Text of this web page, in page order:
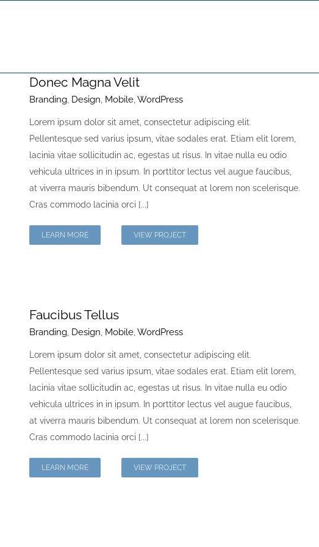
Donec Magna Velit
Branding, Design, Mobile,WordPress
Lorem ipsum dolor sit amet, consectetur adipiscing elit.
Pellentesque sed varius ipsum, vitae sodales erat. Etiam elit lorem,
lacinia vitae sollicitudin ac, egestas ut risus. In vitae nulla eu odio
vehicula ultrices in in ipsum. In porttitor lectus vel augue faucibus,
at viverra mauris bibendum. Ut consequat at lorem non scelerisque.
Cras commodo lacinia orci [...]
LEARN MORE VIEW PROJECT
Faucibus Tellus
Branding, Design, Mobile,WordPress
Lorem ipsum dolor sit amet, consectetur adipiscing elit.
Pellentesque sed varius ipsum, vitae sodales erat. Etiam elit lorem,
lacinia vitae sollicitudin ac, egestas ut risus. In vitae nulla eu odio
vehicula ultrices in in ipsum. In porttitor lectus vel augue faucibus,
at viverra mauris bibendum. Ut consequat at lorem non scelerisque.
Cras commodo lacinia orci [...]
LEARN MORE VIEW PROJECT